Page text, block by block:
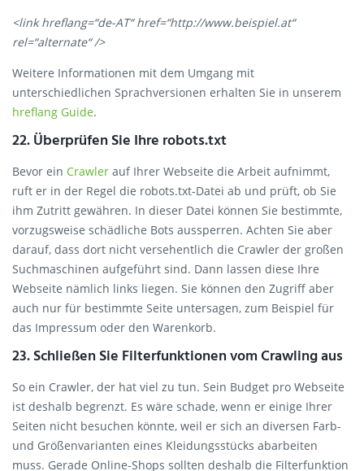
<link hreflang=“de-AT“ href=“http://www.beispiel.at“
rel=“alternate“ />
Weitere Informationen mit dem Umgang mit
unterschiedlichen Sprachversionen erhalten Sie in unserem
hreflang Guide.
22. Überprüfen Sie Ihre robots.txt
Bevor ein Crawler auf Ihrer Webseite die Arbeit aufnimmt,
ruft er in der Regel die robots.txt-Datei ab und prüft, ob Sie
ihm Zutritt gewähren. In dieser Datei können Sie bestimmte,
vorzugsweise schädliche Bots aussperren. Achten Sie aber
darauf, dass dort nicht versehentlich die Crawler der großen
Suchmaschinen aufgeführt sind. Dann lassen diese Ihre
Webseite nämlich links liegen. Sie können den Zugriff aber
auch nur für bestimmte Seite untersagen, zum Beispiel für
das Impressum oder den Warenkorb.
23. Schließen Sie Filterfunktionen vom Crawling aus
So ein Crawler, der hat viel zu tun. Sein Budget pro Webseite
ist deshalb begrenzt. Es wäre schade, wenn er einige Ihrer
Seiten nicht besuchen könnte, weil er sich an diversen Farb-
und Größenvarianten eines Kleidungsstücks abarbeiten
muss. Gerade Online-Shops sollten deshalb die Filterfunktion